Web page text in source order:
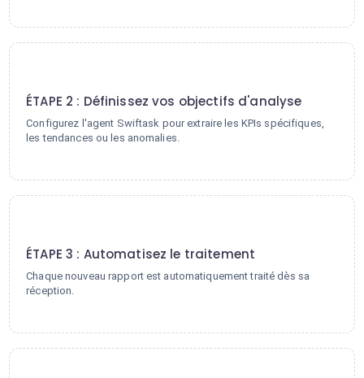
ÉTAPE 2 : Définissez vos objectifs d'analyse
Configurez l'agent Swiftask pour extraire les KPIs spécifiques,
les tendances ou les anomalies.
ÉTAPE 3 : Automatisez le traitement
Chaque nouveau rapport est automatiquement traité dès sa
réception.